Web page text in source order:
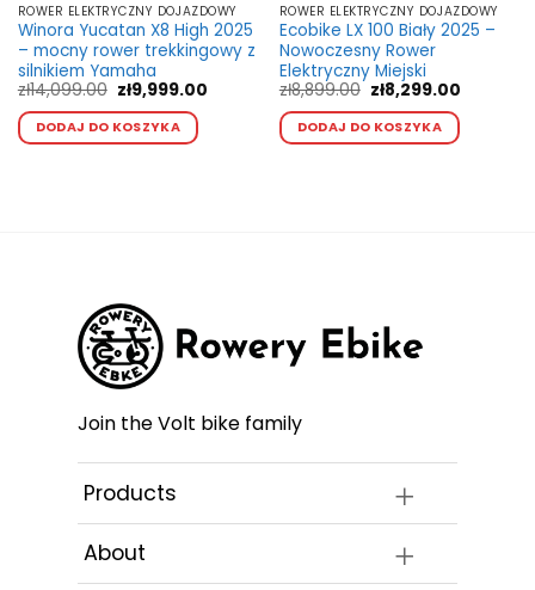
ROWER ELEKTRYCZNY DOJAZDOWY
Winora Yucatan X8 High 2025
– mocny rower trekkingowy z
silnikiem Yamaha
zł14,099.00 Pierwotna
cena
wynosiła:
zł14,099.00.
zł9,999.00Aktualna
zł9,999.00.
DODAJ DO KOSZYKA
stronie
produktu
ROWER ELEKTRYCZNY DOJAZDOWY
Ecobike LX 100 Biały 2025 –
Nowoczesny Rower
Elektryczny Miejski
zł8,899.00 Pierwotna
cena
wynosiła:
zł8,899.00.
zł8,299.00Aktualna
wynosi:
DODAJ DO KOSZYKA
Join the Volt bike family
Products
About